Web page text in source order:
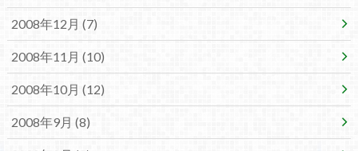
2008年12月 (7)
2008年11月 (10)
2008年10月 (12)
2008年9月 (8)